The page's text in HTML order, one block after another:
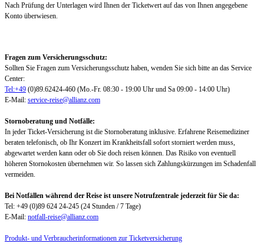
Nach Prüfung der Unterlagen wird Ihnen der Ticketwert auf das von Ihnen angegebene
Konto überwiesen.
Fragen zum Versicherungsschutz:
Sollten Sie Fragen zum Versicherungsschutz haben, wenden Sie sich bitte an das Service
Center:
Tel:+49 (0)89.62424-460 (Mo.-Fr. 08:30 - 19:00 Uhr und Sa 09:00 - 14:00 Uhr)
E-Mail: service-reise@allianz.com
Stornoberatung und Notfälle:
In jeder Ticket-Versicherung ist die Stornoberatung inklusive. Erfahrene Reisemediziner
beraten telefonisch, ob Ihr Konzert im Krankheitsfall sofort storniert werden muss,
abgewartet werden kann oder ob Sie doch reisen können. Das Risiko von eventuell
höheren Stornokosten übernehmen wir. So lassen sich Zahlungskürzungen im Schadenfall
vermeiden.
Bei Notfällen während der Reise ist unsere Notrufzentrale jederzeit für Sie da:
Tel: +49 (0)89 624 24-245 (24 Stunden / 7 Tage)
E-Mail: notfall-reise@allianz.com
Produkt- und Verbraucherinformationen zur Ticketversicherung